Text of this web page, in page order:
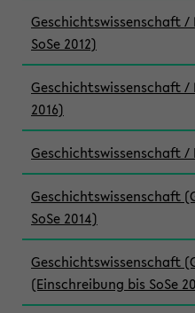
Geschichtswissenschaft
SoSe 2012)
Geschichtswissenschaft /
2016)
Geschichtswissenschaft /
Geschichtswissenschaft
SoSe 2014)
Geschichtswissenschaft
(Einschreibung bis SoSe